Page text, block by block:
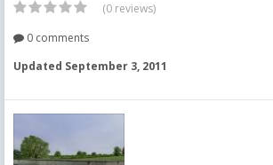
(0 reviews)
0 comments
Updated September 3, 2011